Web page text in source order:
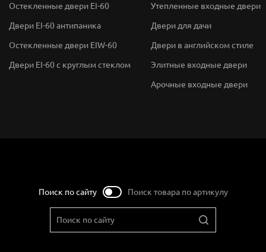
Остекленные двери EI-60
Двери EI-60 антипаника
Остекленные двери EIW-60
Двери EI-60 с круглым стеклом
Утепленные входные двери
Двери для дачи
Двери в английском стиле
Элитные входные двери
Арочные входные двери
Поиск по сайту Поиск товара по артикулу